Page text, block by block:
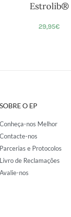
Estrolib®
29,95€
SOBRE O EP
Conheça-nos Melhor
Contacte-nos
Parcerias e Protocolos
Livro de Reclamações
Avalie-nos